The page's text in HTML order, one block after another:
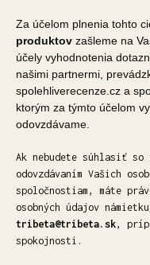
Za účelom plnenia tohto
produktov zašleme na
účely vyhodnotenia
našimi partnermi,
spolehliverecenze.cz a
ktorým za týmto účelom
odovzdávame.
Ak nebudete súhlasiť
odovzdávaním Vašich
spoločnostiam, máte
osobných údajov
tribeta@tribeta.sk,
spokojnosti.